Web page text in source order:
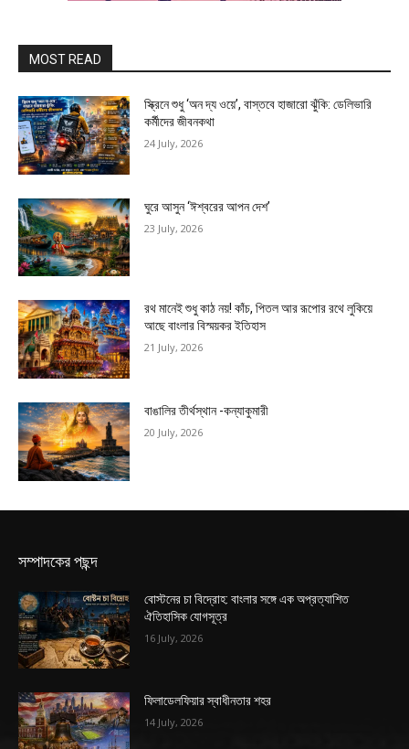
MOST READ
স্ক্রিনে শুধু ‘অন দ্য ওয়ে’, বাস্তবে হাজারো ঝুঁকি: ডেলিভারি
কর্মীদের জীবনকথা
24 July, 2026
ঘুরে আসুন ‘ঈশ্বরের আপন দেশ’
23 July, 2026
রথ মানেই শুধু কাঠ নয়! কাঁচ, পিতল আর রূপোর রথে লুকিয়ে
আছে বাংলার বিস্ময়কর ইতিহাস
21 July, 2026
বাঙালির তীর্থস্থান -কন্যাকুমারী
20 July, 2026
সম্পাদকের পছন্দ
বোস্টনের চা বিদ্রোহ: বাংলার সঙ্গে এক অপ্রত্যাশিত
ঐতিহাসিক যোগসূত্র
16 July, 2026
ফিলাডেলফিয়ার স্বাধীনতার শহর
14 July, 2026